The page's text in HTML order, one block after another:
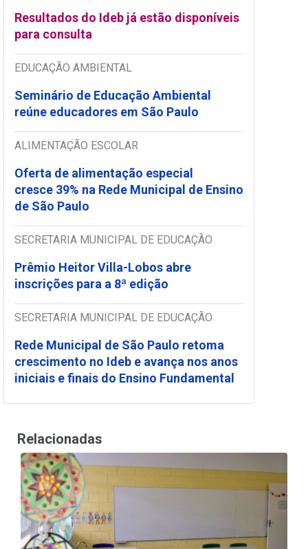
Resultados do Ideb já estão disponíveis
para consulta
EDUCAÇÃO AMBIENTAL
Seminário de Educação Ambiental
reúne educadores em São Paulo
ALIMENTAÇÃO ESCOLAR
Oferta de alimentação especial
cresce 39% na Rede Municipal de Ensino
de São Paulo
SECRETARIA MUNICIPAL DE EDUCAÇÃO
Prêmio Heitor Villa-Lobos abre
inscrições para a 8ª edição
SECRETARIA MUNICIPAL DE EDUCAÇÃO
Rede Municipal de São Paulo retoma
crescimento no Ideb e avança nos anos
iniciais e finais do Ensino Fundamental
Relacionadas